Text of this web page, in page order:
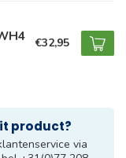
€32,95
product?
via